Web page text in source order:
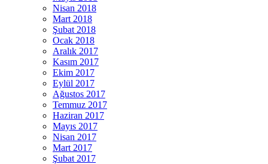
Nisan 2018
Mart 2018
Şubat 2018
Ocak 2018
Aralık 2017
Kasım 2017
Ekim 2017
Eylül 2017
Ağustos 2017
Temmuz 2017
Haziran 2017
Mayıs 2017
Nisan 2017
Mart 2017
Şubat 2017